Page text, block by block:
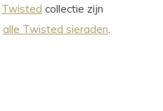
Twisted collectie zijn
alle Twisted sieraden